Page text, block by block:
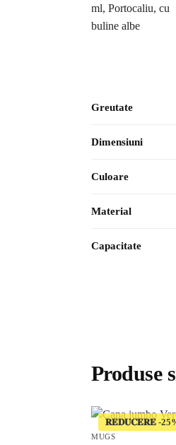
Greutate
Dimensiuni
Culoare
Material
Capacitate
Produse
𝐑𝐄𝐃𝐔𝐂𝐄𝐑𝐄
MUGS